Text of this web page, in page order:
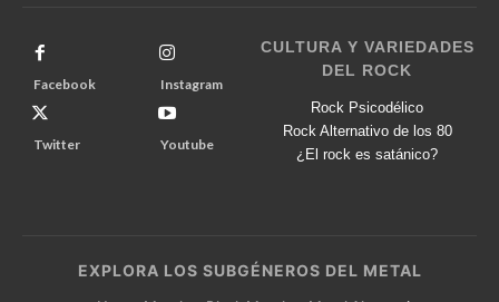
Facebook Instagram
Twitter Youtube
CULTURA Y VARIEDADES
DEL ROCK
Rock Psicodélico
Rock Alternativo de los 80
¿El rock es satánico?
EXPLORA LOS SUBGÉNEROS DEL METAL